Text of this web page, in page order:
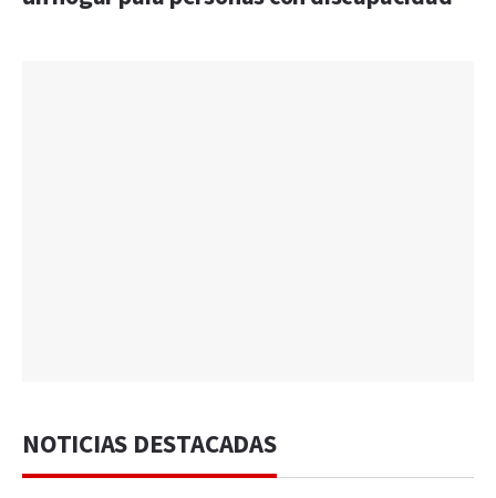
NOTICIAS DESTACADAS